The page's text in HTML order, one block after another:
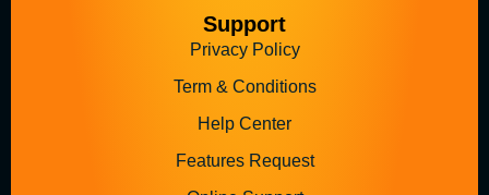
Support
Privacy Policy
Term & Conditions
Help Center
Features Request